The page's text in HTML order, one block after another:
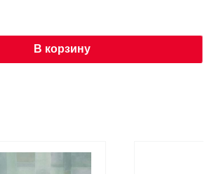
В корзину